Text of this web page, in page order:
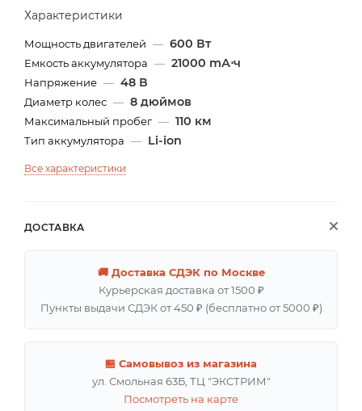
Характеристики
Мощность двигателей — 600 Вт
Емкость аккумулятора — 21000 mА⋅ч
Напряжение — 48 В
Диаметр колес — 8 дюймов
Максимальный пробег — 110 км
Тип аккумулятора — Li-ion
Все характеристики
ДОСТАВКА
🚚 Доставка СДЭК по Москве
Курьерская доставка от 1500 ₽
Пункты выдачи СДЭК от 450 ₽ (бесплатно от 5000 ₽)
🏪 Самовывоз из магазина
ул. Смольная 63Б, ТЦ "ЭКСТРИМ"
Посмотреть на карте